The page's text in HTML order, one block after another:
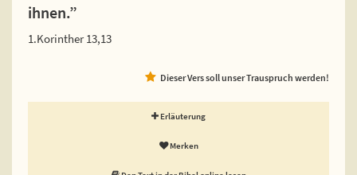
ihnen.”
1.Korinther 13,13
Dieser Vers soll unser Trauspruch werden!
Erläuterung
Merken